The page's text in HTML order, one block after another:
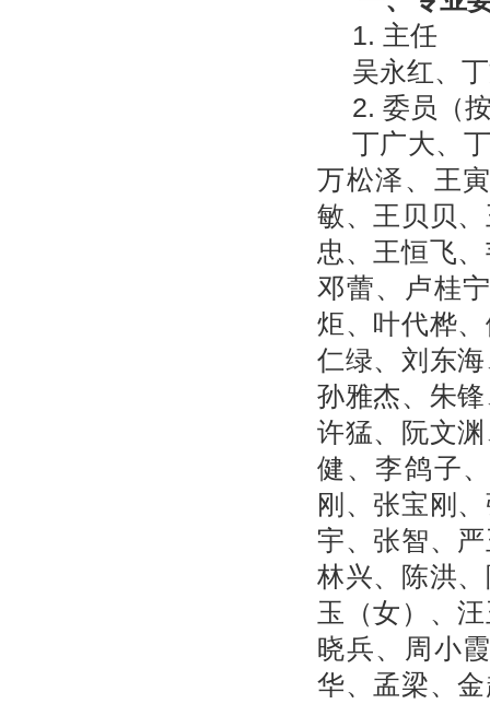
1. 主任
吴永红、
2. 委员（
丁广大、
万松泽、王
敏、王贝贝
忠、王恒飞
邓蕾、卢桂
炬、叶代桦
仁绿、刘东
孙雅杰、朱
许猛、阮文
健、李鸽子
刚、张宝刚
宇、张智、
林兴、陈洪
玉（女）、
晓兵、周小
华、孟梁、